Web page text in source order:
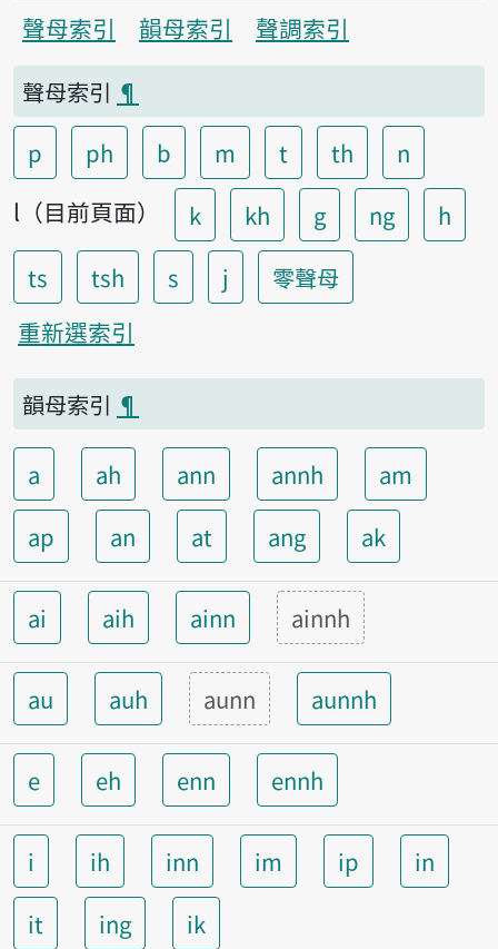
聲母索引
韻母索引
聲調索引
聲母索引 ¶
p
ph b m t th
n
l（目前頁面）
k kh g ng
h
ts
tsh s j
零聲母
重新選索引
韻母索引 ¶
a ah ann annh
am
ap
an at ang ak
ai aih ainn ainnh
au auh aunn aunnh
e eh enn ennh
i ih inn im ip
in
it
ing ik